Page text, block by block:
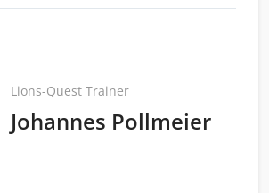
Lions-Quest Trainer
Johannes Pollmeier